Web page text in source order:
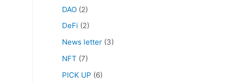
DAO (2)
DeFi (2)
News letter (3)
NFT (7)
PICK UP (6)